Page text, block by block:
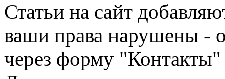
Статьи на сайт
ваши права нарушены -
через форму "Контакты"